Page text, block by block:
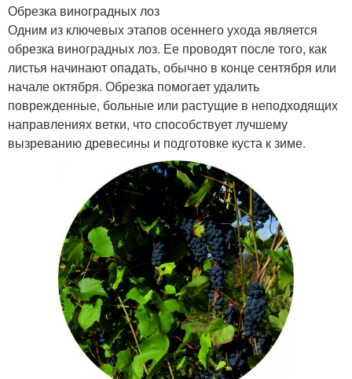
Обрезка виноградных лоз
Одним из ключевых этапов осеннего ухода является
обрезка виноградных лоз. Ее проводят после того, как
листья начинают опадать, обычно в конце сентября или
начале октября. Обрезка помогает удалить
поврежденные, больные или растущие в неподходящих
направлениях ветки, что способствует лучшему
вызреванию древесины и подготовке куста к зиме.